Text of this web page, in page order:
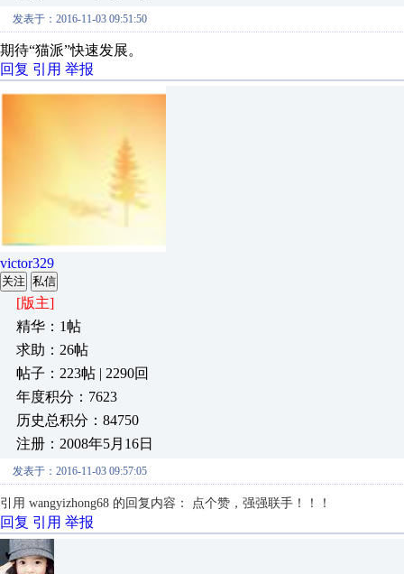
发表于：2016-11-03 09:51:50
期待“猫派”快速发展。
回复 引用 举报
victor329
关注 私信
[版主]
精华：1帖
求助：26帖
帖子：223帖 | 2290回
年度积分：7623
历史总积分：84750
注册：2008年5月16日
发表于：2016-11-03 09:57:05
引用 wangyizhong68 的回复内容： 点个赞，强强联手！！！
回复 引用 举报